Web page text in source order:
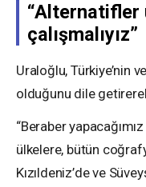
“Alternatifler
çalışmalıyız”
Uraloğlu, Türkiye’nin
olduğunu dile
“Beraber
ülkelere, bütün
Kızıldeniz’de ve